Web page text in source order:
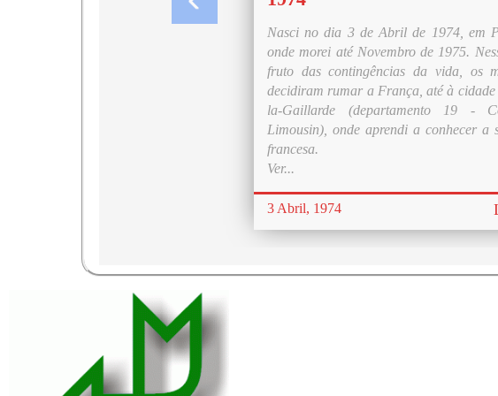
Nasci no dia 3 de Abril de 1974, em
onde morei até Novembro de 1975.
fruto das contingências da vida, os
decidiram rumar a França, até à cidade
la-Gaillarde (departamento 19 -
Limousin), onde aprendi a conhecer a
francesa.
Ver...
3 Abril, 1974